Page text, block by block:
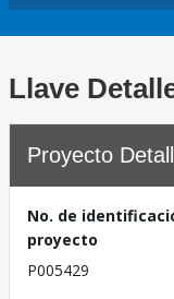
Llave
Proyecto
No. de
proyecto
P005429